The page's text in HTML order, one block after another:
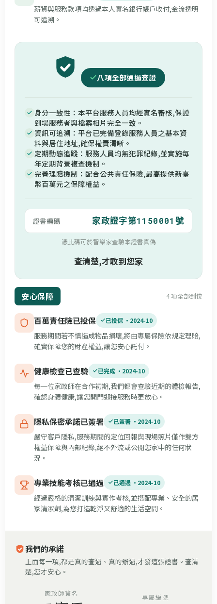
薪資與服務款項均透過本人實名銀行帳戶收付,金流透明
可追溯。
八項全部通過查證
身分一致性：本平台服務人員均經實名審核,保證
到場服務者與檔案相片完全一致。
資訊可追溯：平台已完備登錄服務人員之基本資
料與居住地址,確保權責清晰。
定期動態追蹤：服務人員均無犯罪紀錄,並實施每
年定期背景複查機制。
完善理賠機制：配合公共責任保險,最高提供新臺
幣百萬元之保障權益。
證書編碼 家政證字第1150001號
憑此碼可於智樂家查驗本證書真偽
查清楚,才敢到您家
安心保障 4 項全部到位
百萬責任險已投保 已投保 · 2024-10
服務期間若不慎造成物品損壞,將由專屬保險依規定理賠,
確實保障您的財產權益,讓您安心託付。
健康檢查已查驗 已完成 · 2024-10
每一位家政師在合作初期,我們都會查驗近期的體檢報告,
確認身體健康,讓您開門迎接服務時更放心。
隱私保密承諾已簽署 已簽署 · 2024-10
嚴守客戶隱私,服務期間的定位回報與現場照片僅作雙方
權益保障與內部紀錄,絕不外流或公開您家中的任何狀
況。
專業技能考核已通過 已通過 · 2024-10
經過嚴格的清潔訓練與實作考核,並搭配專業、安全的居
家清潔劑,為您打造乾淨又舒適的生活空間。
我們的承諾
上面每一項,都是真的查過、真的辦過,才發這張證書。查清
楚,您才安心。
家政師簽名 專屬編號